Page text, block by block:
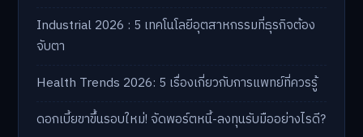
Industrial 2026 : 5 เทคโนโลยีอุตสาหกรรมที่ธุรกิจต้อง
จับตา
Health Trends 2026: 5 เรื่องเกี่ยวกับการแพทย์ที่ควรรู้
ดอกเบี้ยขาขึ้นรอบใหม่! จัดพอร์ตหนี้-ลงทุนรับมืออย่างไรดี?